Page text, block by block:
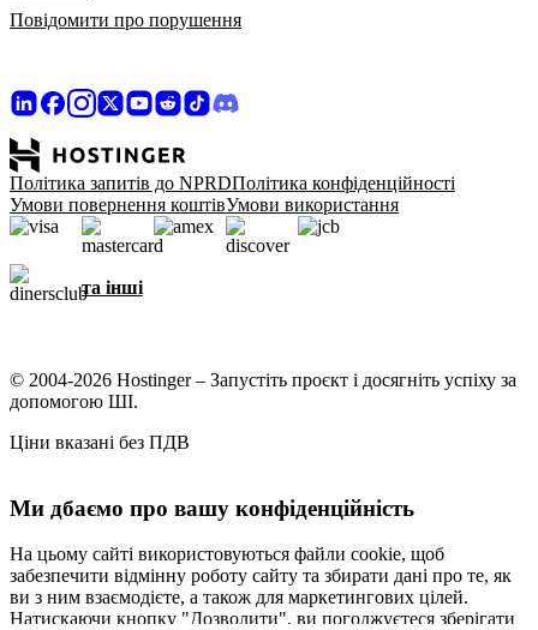
Повідомити про порушення
Політика запитів до NPRDПолітика конфіденційності
Умови повернення коштівУмови використання
та інші
© 2004-2026 Hostinger – Запустіть проєкт і досягніть успіху за
допомогою ШІ.
Ціни вказані без ПДВ
Ми дбаємо про вашу конфіденційність
На цьому сайті використовуються файли cookie, щоб
забезпечити відмінну роботу сайту та збирати дані про те, як
ви з ним взаємодієте, а також для маркетингових цілей.
Натискаючи кнопку "Дозволити", ви погоджуєтеся зберігати